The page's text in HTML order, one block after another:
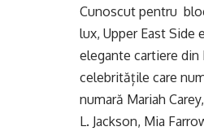
Cunoscut pentru
lux, Upper East Side
elegante cartiere din
celebritățile care
numară Mariah
L. Jackson, Mia